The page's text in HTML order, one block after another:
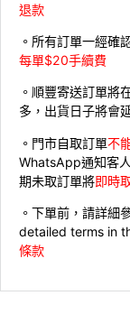
退款
。所有訂單一經確
每單$20手續費
。順豐寄送訂單將
多，出貨日子將會
。門市自取訂單不
WhatsApp通知客
期未取訂單將即時
。下單前，請詳細
detailed terms in
條款